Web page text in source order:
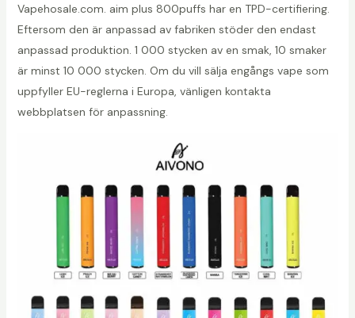
Vapehosale.com. aim plus 800puffs har en TPD-certifiering.
Eftersom den är anpassad av fabriken stöder den endast
anpassad produktion. 1 000 stycken av en smak, 10 smaker
är minst 10 000 stycken. Om du vill sälja engångs vape som
uppfyller EU-reglerna i Europa, vänligen kontakta
webbplatsen för anpassning.